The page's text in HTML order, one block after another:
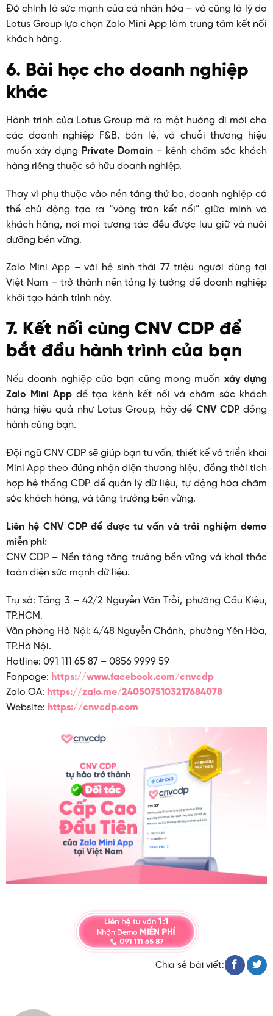
Đó chính là sức mạnh của cá nhân hóa – và cũng là lý do
Lotus Group lựa chọn Zalo Mini App làm trung tâm kết nối
khách hàng.
6. Bài học cho doanh nghiệp
khác
Hành trình của Lotus Group mở ra một hướng đi mới cho
các doanh nghiệp F&B, bán lẻ, và chuỗi thương hiệu
muốn xây dựng Private Domain– kênh chăm sóc khách
hàng riêng thuộc sở hữu doanh nghiệp.
Thay vì phụ thuộc vào nền tảng thứ ba, doanh nghiệp có
thể chủ động tạo ra “vòng tròn kết nối” giữa mình và
khách hàng, nơi mọi tương tác đều được lưu giữ và nuôi
dưỡng bền vững.
Zalo Mini App – với hệ sinh thái 77 triệu người dùng tại
Việt Nam – trở thành nền tảng lý tưởng để doanh nghiệp
khởi tạo hành trình này.
7. Kết nối cùng CNV CDP để
bắt đầu hành trình của bạn
Nếu doanh nghiệp của bạn cũng mong muốn xây dựng
Zalo Mini Appđể tạo kênh kết nối và chăm sóc khách
hàng hiệu quả như Lotus Group, hãy để CNV CDPđồng
hành cùng bạn.
Đội ngũ CNV CDP sẽ giúp bạn tư vấn, thiết kế và triển khai
Mini App theo đúng nhận diện thương hiệu, đồng thời tích
hợp hệ thống CDP để quản lý dữ liệu, tự động hóa chăm
sóc khách hàng, và tăng trưởng bền vững.
Liên hệ CNV CDP để được tư vấn và trải nghiệm demo
miễn phí:
CNV CDP – Nền tảng tăng trưởng bền vững và khai thác
toàn diện sức mạnh dữ liệu.
Trụ sở: Tầng 3 – 42/2 Nguyễn Văn Trỗi, phường Cầu Kiệu,
TP.HCM.
Văn phòng Hà Nội: 4/48 Nguyễn Chánh, phường Yên Hòa,
TP.Hà Nội.
Hotline: 091 111 65 87 – 0856 9999 59
Fanpage: https://www.facebook.com/cnvcdp
Zalo OA: https://zalo.me/2405075103217684078
Website: https://cnvcdp.com
Chia sẻ bài viết: